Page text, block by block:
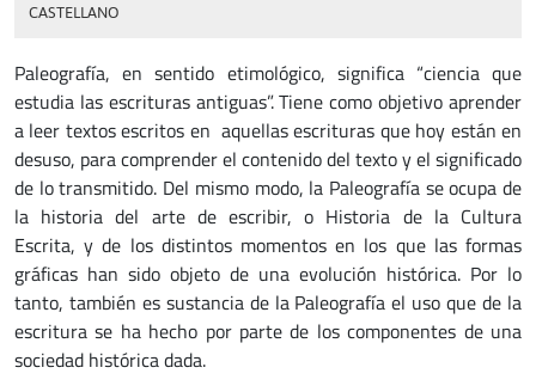
CASTELLANO
Paleografía, en sentido etimológico, significa “ciencia que
estudia las escrituras antiguas”. Tiene como objetivo aprender
a leer textos escritos en aquellas escrituras que hoy están en
desuso, para comprender el contenido del texto y el significado
de lo transmitido. Del mismo modo, la Paleografía se ocupa de
la historia del arte de escribir, o Historia de la Cultura
Escrita, y de los distintos momentos en los que las formas
gráficas han sido objeto de una evolución histórica. Por lo
tanto, también es sustancia de la Paleografía el uso que de la
escritura se ha hecho por parte de los componentes de una
sociedad histórica dada.